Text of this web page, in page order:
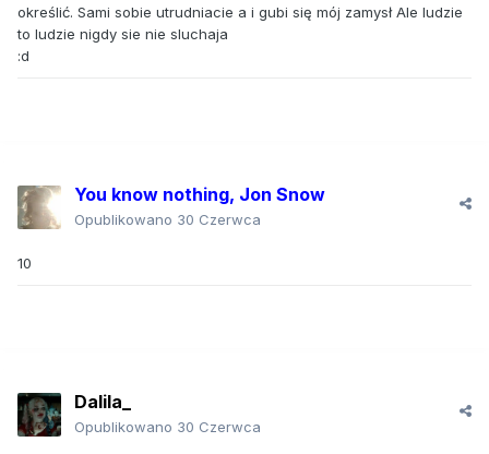
określić. Sami sobie utrudniacie a i gubi się mój zamysł Ale ludzie
to ludzie nigdy sie nie sluchaja
:d
You know nothing, Jon Snow
Opublikowano 30 Czerwca
10
Dalila_
Opublikowano 30 Czerwca